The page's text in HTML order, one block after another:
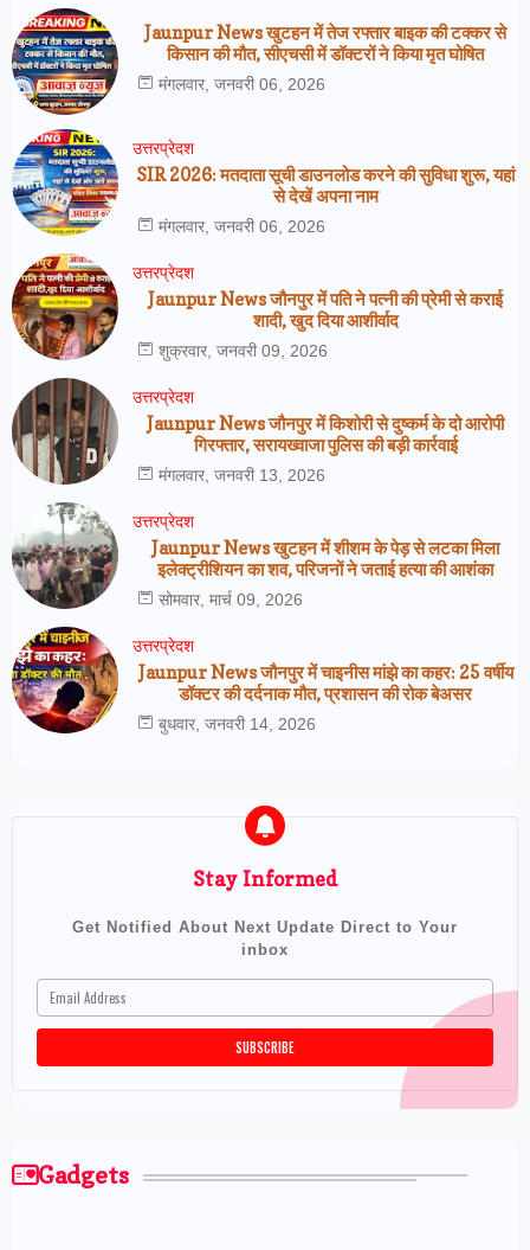
Jaunpur News खुटहन में तेज रफ्तार बाइक की टक्कर से
किसान की मौत, सीएचसी में डॉक्टरों ने किया मृत घोषित
मंगलवार, जनवरी 06, 2026
उत्तरप्रेदश
SIR 2026: मतदाता सूची डाउनलोड करने की सुविधा शुरू, यहां
से देखें अपना नाम
मंगलवार, जनवरी 06, 2026
उत्तरप्रेदश
Jaunpur News जौनपुर में पति ने पत्नी की प्रेमी से कराई
शादी, खुद दिया आशीर्वाद
शुक्रवार, जनवरी 09, 2026
उत्तरप्रेदश
Jaunpur News जौनपुर में किशोरी से दुष्कर्म के दो आरोपी
गिरफ्तार, सरायख्वाजा पुलिस की बड़ी कार्रवाई
मंगलवार, जनवरी 13, 2026
उत्तरप्रेदश
Jaunpur News खुटहन में शीशम के पेड़ से लटका मिला
इलेक्ट्रीशियन का शव, परिजनों ने जताई हत्या की आशंका
सोमवार, मार्च 09, 2026
उत्तरप्रेदश
Jaunpur News जौनपुर में चाइनीस मांझे का कहर: 25 वर्षीय
डॉक्टर की दर्दनाक मौत, प्रशासन की रोक बेअसर
बुधवार, जनवरी 14, 2026
Stay Informed
Get Notified About Next Update Direct to Your
inbox
Gadgets